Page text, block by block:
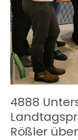
4888
Rößler